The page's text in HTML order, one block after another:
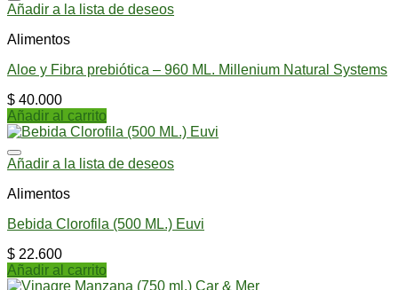
Añadir a la lista de deseos
Alimentos
Aloe y Fibra prebiótica – 960 ML. Millenium Natural Systems
$ 40.000
Añadir al carrito
Añadir a la lista de deseos
Alimentos
Bebida Clorofila (500 ML.) Euvi
$ 22.600
Añadir al carrito